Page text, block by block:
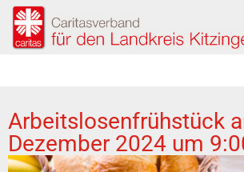
Arbeitslosenfrühstück
Dezember 2024 um